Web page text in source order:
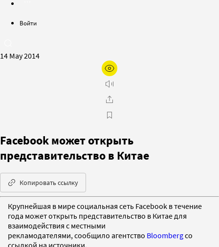
Войти
14 May 2014
Facebook может открыть
представительство в Китае
Копировать ссылку
Крупнейшая в мире социальная сеть Facebook в течение
года может открыть представительство в Китае для
взаимодействия с местными
рекламодателями, сообщило агентство Bloombergсо
ссылкой на источники.